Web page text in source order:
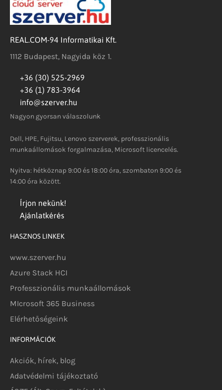
REAL.COM-94 Informatikai Kft.
1112 Budapest, Nagyida köz 1.
+36 (30) 525-2969
+36 (1) 783-3964
info@szerver.hu
Nagyon gyorsan válaszolunk
Dell, HPE, Fujitsu, Lenovo szerverek, professzionális
munkaállomások forgalmazása, Microsoft licencelés.
Nyitva: hétköznap 9:00 és 18:00 óra, szombaton 9:00 és
14:00 óra között.
Írjon nekünk!
Ajánlatkérés
HASZNOS LINKEK
www.szerver.hu
Azure Stack HCI
Professzionális munkaállomások
MIcrosoft 365 Business
Elérhetőségeink
INFORMÁCIÓK
Akciók, hírek, blog
Adatvédelmi tájékoztató